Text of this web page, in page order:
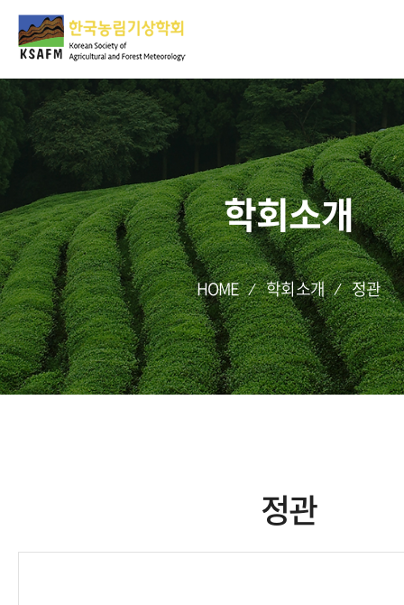
학회소개
HOME 학회소개 정관
정관